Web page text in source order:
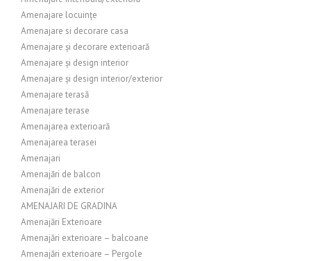
Amenajare locuințe
Amenajare si decorare casa
Amenajare și decorare exterioară
Amenajare și design interior
Amenajare și design interior/exterior
Amenajare terasă
Amenajare terase
Amenajarea exterioară
Amenajarea terasei
Amenajari
Amenajări de balcon
Amenajări de exterior
AMENAJARI DE GRADINA
Amenajări Exterioare
Amenajări exterioare – balcoane
Amenajări exterioare – Pergole